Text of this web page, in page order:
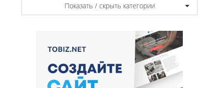
Показать / скрыть категории